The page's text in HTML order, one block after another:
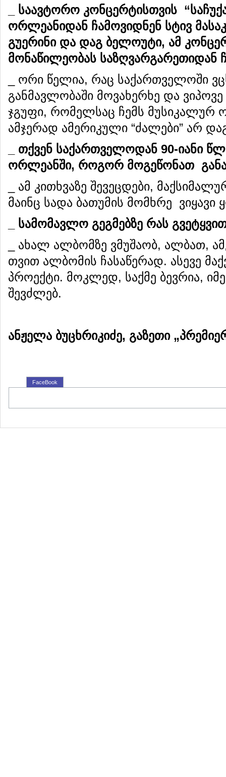
საავტორო კონცერტისთვის “
ორლეანიდან ჩამოვიდნენ სტივ
გუერინი და დაგ ბელოუტი, ამ
მონაწილეობას საზღვარგარეთიდან
_ ორი წელია, რაც საქართველოში
განმავლობაში მოვახერხე და ვიპოვე
ჯგუფი, რომელსაც ჩემს მუსიკალურ
ამჯერად ამერიკული “ძალები” არ
თქვენ საქართველოდან 90-იანი
ორლეანში, როგორ მოგეწონათ
_ ამ კითხვაზე შევეცდები,
მაინც სადა ბათუმის მომხრე ვიყავი
სამომავლო გეგმებზე რას
_ ახალ ალბომზე ვმუშაობ, ალბათ,
თვით ალბომის ჩასაწერად. ასევე
პროექტი. მოკლედ, საქმე ბევრია,
შევძლებ.
ანჟელა ბუცხრიკიძე, გაზეთი
FaceBook